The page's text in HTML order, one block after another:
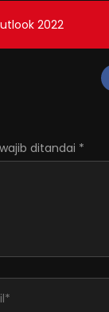
2022
ditandai *